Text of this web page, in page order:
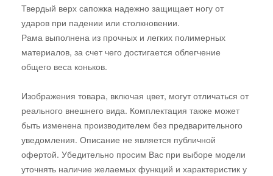
Твердый верх сапожка надежно защищает ногу от
ударов при падении или столкновении.
Рама выполнена из прочных и легких полимерных
материалов, за счет чего достигается облегчение
общего веса коньков.
Изображения товара, включая цвет, могут отличаться от
реального внешнего вида. Комплектация также может
быть изменена производителем без предварительного
уведомления. Описание не является публичной
офертой. Убедительно просим Вас при выборе модели
уточнять наличие желаемых функций и характеристик у